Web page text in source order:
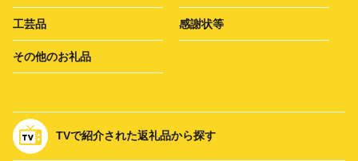
工芸品 感謝状等
その他のお礼品
TVで紹介された返礼品から探す